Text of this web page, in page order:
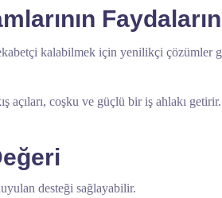
kalabilmek için yenilikçi
coşku ve güçlü bir iş ahlakı
desteği sağlayabilir.